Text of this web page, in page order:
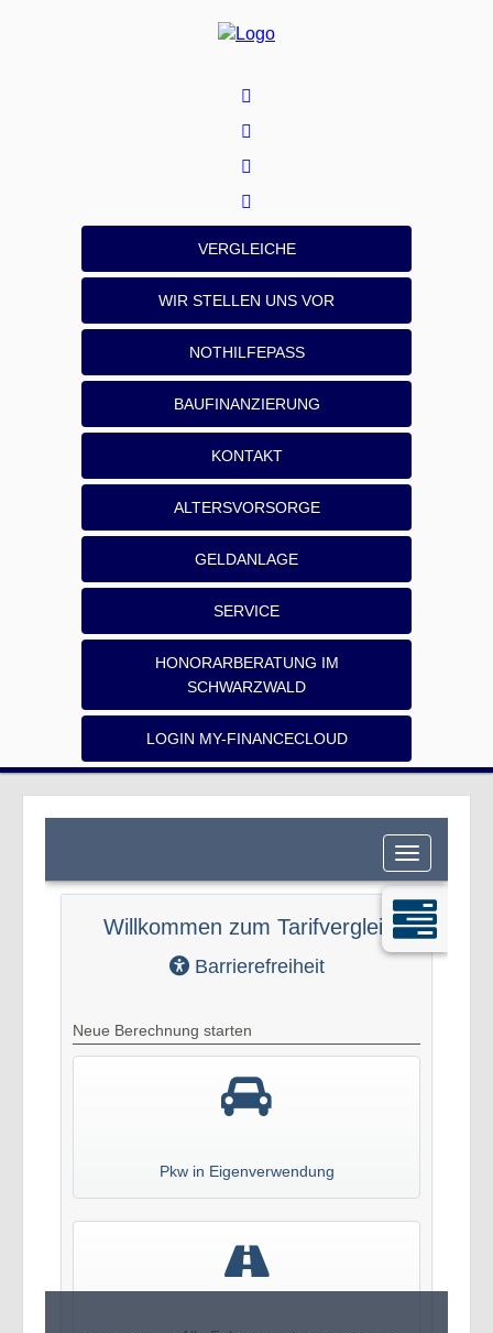
VERGLEICHE
WIR STELLEN UNS VOR
NOTHILFEPASS
BAUFINANZIERUNG
KONTAKT
ALTERSVORSORGE
GELDANLAGE
SERVICE
HONORARBERATUNG IM
SCHWARZWALD
LOGIN MY-FINANCECLOUD